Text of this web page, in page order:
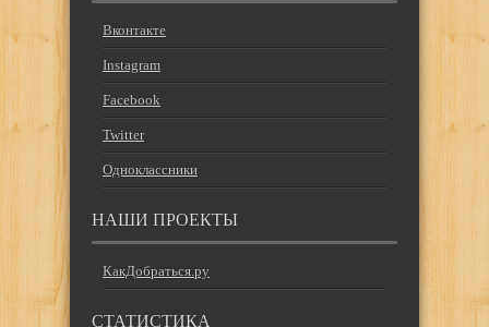
Вконтакте
Instagram
Facebook
Twitter
Одноклассники
НАШИ ПРОЕКТЫ
КакДобраться.ру
СТАТИСТИКА